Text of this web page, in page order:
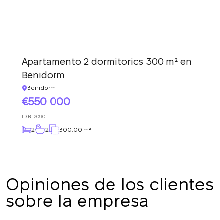
Apartamento 2 dormitorios 300 m² en
Benidorm
Benidorm
550 000
ID B-2090
2 2 300.00 m²
Opiniones de los clientes
sobre la empresa